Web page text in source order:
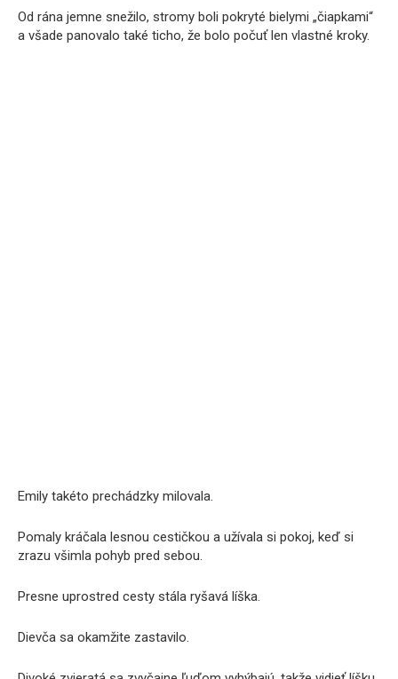
Od rána jemne snežilo, stromy boli pokryté bielymi „čiapkami“
a všade panovalo také ticho, že bolo počuť len vlastné kroky.
Emily takéto prechádzky milovala.
Pomaly kráčala lesnou cestičkou a užívala si pokoj, keď si
zrazu všimla pohyb pred sebou.
Presne uprostred cesty stála ryšavá líška.
Dievča sa okamžite zastavilo.